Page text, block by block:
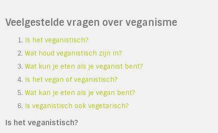
Veelgestelde vragen over veganisme
Is het veganistisch?
Wat houd veganistisch zijn in?
Wat kun je eten als je veganist bent?
Is het vegan of veganistisch?
Wat kan je eten als je vegan bent?
Is veganistisch ook vegetarisch?
Is het veganistisch?